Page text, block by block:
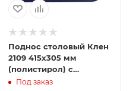
Поднос столовый Клен
2109 415х305 мм
(полистирол) с
ручками темно-синий
Под заказ